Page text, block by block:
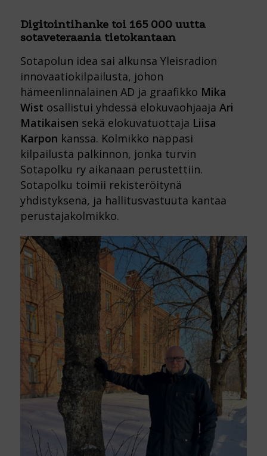
Digitointihanke toi 165 000 uutta
sotaveteraania tietokantaan
Sotapolun idea sai alkunsa Yleisradion
innovaatiokilpailusta, johon
hämeenlinnalainen AD ja graafikko Mika
Wist osallistui yhdessä elokuvaohjaaja Ari
Matikaisen sekä elokuvatuottaja Liisa
Karpon kanssa. Kolmikko nappasi
kilpailusta palkinnon, jonka turvin
Sotapolku ry aikanaan perustettiin.
Sotapolku toimii rekisteröitynä
yhdistyksenä, ja hallitusvastuuta kantaa
perustajakolmikko.